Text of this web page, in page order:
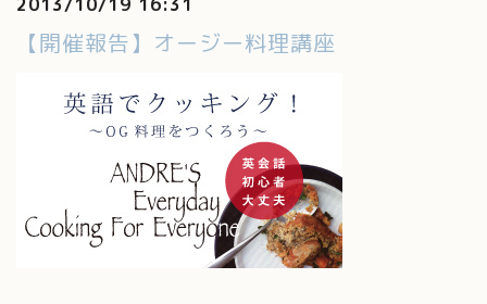
【開催報告】オージー料理講座